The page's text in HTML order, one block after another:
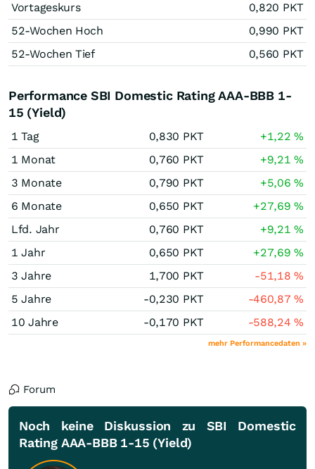
Vortageskurs
0,820 PKT
52-Wochen Hoch
0,990 PKT
52-Wochen Tief
0,560 PKT
Performance SBI Domestic Rating AAA-BBB 1-
15 (Yield)
1 Tag 0,830 PKT +1,22%
1 Monat
0,760 PKT +9,21%
3 Monate
0,790 PKT +5,06%
6 Monate
0,650 PKT +27,69%
Lfd. Jahr
0,760 PKT +9,21%
1 Jahr
0,650 PKT +27,69%
3 Jahre
1,700 PKT -51,18%
5 Jahre
-0,230 PKT -460,87%
10 Jahre
-0,170 PKT -588,24%
mehr Performancedaten »
Forum
Noch keine Diskussion zu SBI Domestic
Rating AAA-BBB 1-15 (Yield)